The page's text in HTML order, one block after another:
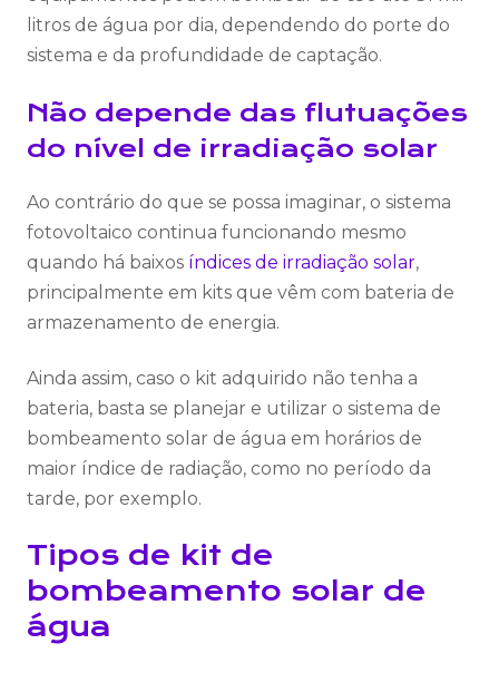
litros de água por dia, dependendo do porte do
sistema e da profundidade de captação.
Não depende das flutuações
do nível de irradiação solar
Ao contrário do que se possa imaginar, o sistema
fotovoltaico continua funcionando mesmo
quando há baixos índices de irradiação solar,
principalmente em kits que vêm com bateria de
armazenamento de energia.
Ainda assim, caso o kit adquirido não tenha a
bateria, basta se planejar e utilizar o sistema de
bombeamento solar de água em horários de
maior índice de radiação, como no período da
tarde, por exemplo.
Tipos de kit de
bombeamento solar de
água